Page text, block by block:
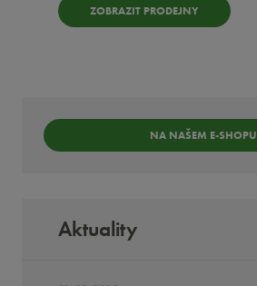
ZOBRAZIT PRODEJNY
NA NAŠEM E-SHOPU
Aktuality